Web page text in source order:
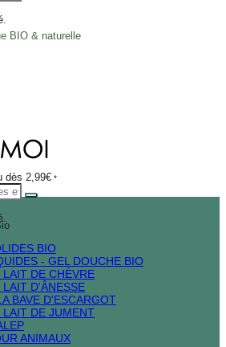
BIO & naturelle
dès 2,99€ *
BIO
- GEL DOUCHE BIO
LAIT DE CHÈVRE
LAIT D'ÂNESSE
BAVE D'ESCARGOT
LAIT DE JUMENT
ANIMAUX